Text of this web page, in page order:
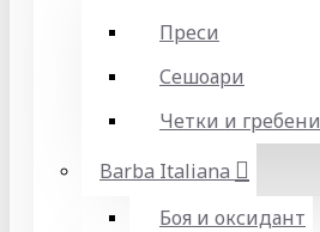
Преси
Сешоари
Четки и гребени
Barba Italiana
Боя и оксидант